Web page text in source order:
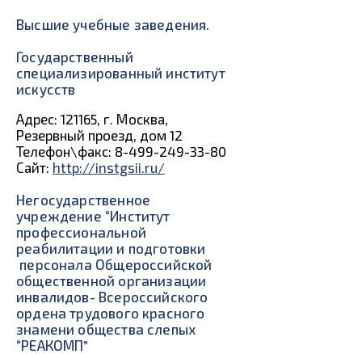
Высшие учебные заведения.
Государственный
специализированный институт
искусств
Адрес: 121165, г. Москва,
Резервный проезд, дом 12
Телефон\факс: 8-499-249-33-80
Сайт: http://instgsii.ru/
Негосударственное
учреждение “Институт
профессиональной
реабилитации и подготовки
персонала Общероссийской
общественной организации
инвалидов- Всероссийского
ордена трудового красного
знамени общества слепых
“РЕАКОМП”